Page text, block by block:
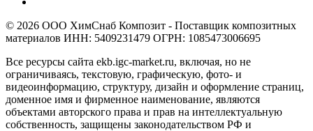
© 2026 ООО ХимСнаб Композит - Поставщик композитных
материалов ИНН: 5409231479 ОГРН: 1085473006695
Все ресурсы сайта ekb.igc-market.ru, включая, но не
ограничиваясь, текстовую, графическую, фото- и
видеоинформацию, структуру, дизайн и оформление страниц,
доменное имя и фирменное наименование, являются
объектами авторского права и прав на интеллектуальную
собственность, защищены законодательством РФ и